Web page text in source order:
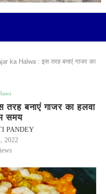
ka Halwa : इस तरह बनाएं गाजर का
बनाएं गाजर का हलवा
समय
PANDEY
2022